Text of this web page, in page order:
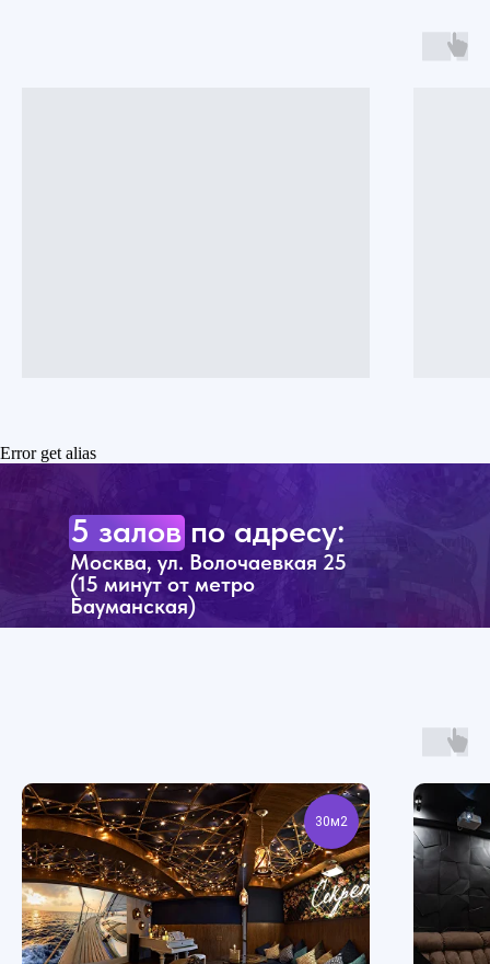
Error get alias
5 залов по адресу:
Москва, ул. Волочаевкая 25
(15 минут от метро
Бауманская)
30м2